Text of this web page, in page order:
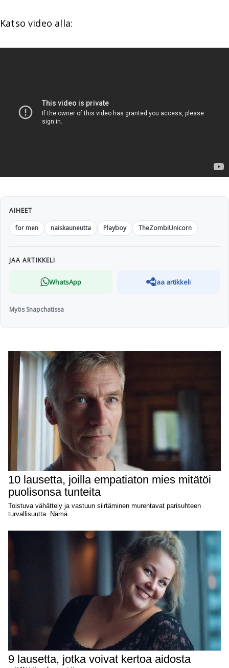
Katso video alla:
AIHEET
for men
naiskauneutta Playboy TheZombiUnicorn
JAA ARTIKKELI
WhatsApp Jaa artikkeli
Myös Snapchatissa